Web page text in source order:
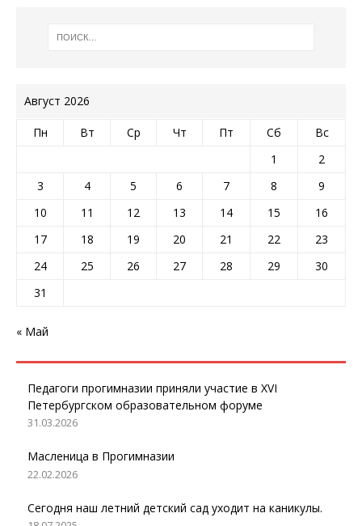
Август 2026
Пн Вт Ср Чт Пт Сб
Вс
1
2
3
4 5 6 7 8
9
10
11 12 13 14 15
16
17
18 19 20 21 22
23
24
25 26 27 28 29
30
31
« Май
Педагоги прогимназии приняли участие в XVI
Петербургском образовательном форуме
31.03.2026
Масленица в Прогимназии
22.02.2026
Сегодня наш летний детский сад уходит на каникулы.